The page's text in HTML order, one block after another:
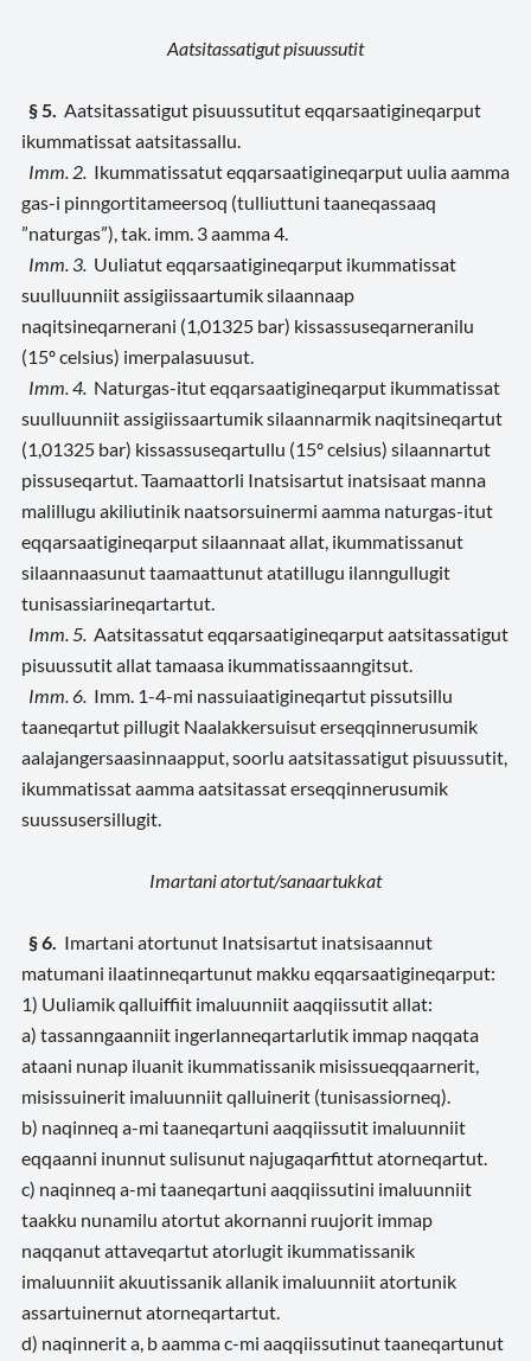
Aatsitassatigut pisuussutit
§ 5. Aatsitassatigut pisuussutitut eqqarsaatigineqarput
ikummatissat aatsitassallu.
Imm. 2. Ikummatissatut eqqarsaatigineqarput uulia aamma
gas-i pinngortitameersoq (tulliuttuni taaneqassaaq
”naturgas”), tak. imm. 3 aamma 4.
Imm. 3. Uuliatut eqqarsaatigineqarput ikummatissat
suulluunniit assigiissaartumik silaannaap
naqitsineqarnerani (1,01325 bar) kissassuseqarneranilu
(15º celsius) imerpalasuusut.
Imm. 4. Naturgas-itut eqqarsaatigineqarput ikummatissat
suulluunniit assigiissaartumik silaannarmik naqitsineqartut
(1,01325 bar) kissassuseqartullu (15º celsius) silaannartut
pissuseqartut. Taamaattorli Inatsisartut inatsisaat manna
malillugu akiliutinik naatsorsuinermi aamma naturgas-itut
eqqarsaatigineqarput silaannaat allat, ikummatissanut
silaannaasunut taamaattunut atatillugu ilanngullugit
tunisassiarineqartartut.
Imm. 5. Aatsitassatut eqqarsaatigineqarput aatsitassatigut
pisuussutit allat tamaasa ikummatissaanngitsut.
Imm. 6. Imm. 1-4-mi nassuiaatigineqartut pissutsillu
taaneqartut pillugit Naalakkersuisut erseqqinnerusumik
aalajangersaasinnaapput, soorlu aatsitassatigut pisuussutit,
ikummatissat aamma aatsitassat erseqqinnerusumik
suussusersillugit.
Imartani atortut/sanaartukkat
§ 6. Imartani atortunut Inatsisartut inatsisaannut
matumani ilaatinneqartunut makku eqqarsaatigineqarput:
1) Uuliamik qalluiffiit imaluunniit aaqqiissutit allat:
a) tassanngaanniit ingerlanneqartarlutik immap naqqata
ataani nunap iluanit ikummatissanik misissueqqaarnerit,
misissuinerit imaluunniit qalluinerit (tunisassiorneq).
b) naqinneq a-mi taaneqartuni aaqqiissutit imaluunniit
eqqaanni inunnut sulisunut najugaqarfittut atorneqartut.
c) naqinneq a-mi taaneqartuni aaqqiissutini imaluunniit
taakku nunamilu atortut akornanni ruujorit immap
naqqanut attaveqartut atorlugit ikummatissanik
imaluunniit akuutissanik allanik imaluunniit atortunik
assartuinernut atorneqartartut.
d) naqinnerit a, b aamma c-mi aaqqiissutinut taaneqartunut